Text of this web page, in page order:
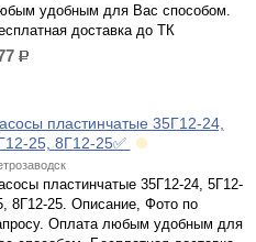
удобным для Вас способом.
доставка до ТК
р.
пластинчатые 35Г12-24,
25, 8Г12-25✅
пластинчатые 35Г12-24, 5Г12-
8Г12-25. Описание, Фото по
Оплата любым удобным для